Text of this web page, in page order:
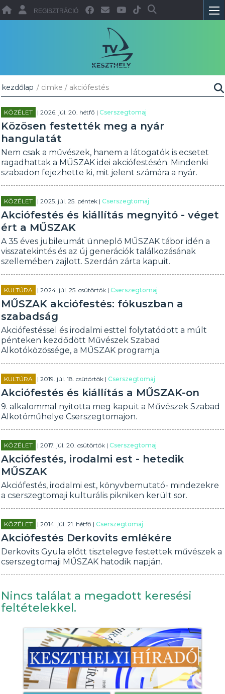
REGISZTRÁCIÓ
kezdőlap / cimke / akciófestés
KÖZÉLET | 2026. júl. 20. hétfő |Cserszegtomaj
Közösen festették meg a nyár
hangulatát
Nem csak a művészek, hanem a látogatók is ecsetet
ragadhattak a MŰSZAK idei akciófestésén. Mindenki
szabadon fejezhette ki, mit jelent számára a nyár.
KÖZÉLET | 2025. júl. 25. péntek |Cserszegtomaj
Akciófestés és kiállítás megnyitó - véget
ért a MŰSZAK
A 35 éves jubileumát ünneplő MŰSZAK tábor idén a
visszatekintés és az új generációk találkozásának
szellemében zajlott. Szerdán zárta kapuit.
KULTÚRA | 2024. júl. 25. csütörtök |Cserszegtomaj
MŰSZAK akciófestés: fókuszban a
szabadság
Akciófestéssel és irodalmi esttel folytatódott a múlt
pénteken kezdődött Művészek Szabad
Alkotóközössége, a MŰSZAK programja.
KULTÚRA | 2019. júl. 18. csütörtök |Cserszegtomaj
Akciófestés és kiállítás a MŰSZAK-on
9. alkalommal nyitotta meg kapuit a Művészek Szabad
Alkotóműhelye Cserszegtomajon.
KÖZÉLET | 2017. júl. 20. csütörtök |Cserszegtomaj
Akciófestés, irodalmi est - hetedik
MŰSZAK
Akciófestés, irodalmi est, könyvbemutató- mindezekre
a cserszegtomaji kulturális pikniken került sor.
KÖZÉLET | 2014. júl. 21. hétfő |Cserszegtomaj
Akciófestés Derkovits emlékére
Derkovits Gyula előtt tisztelegve festettek művészek a
cserszegtomaji MŰSZAK hatodik napján.
Nincs találat a megadott keresési
feltételekkel.